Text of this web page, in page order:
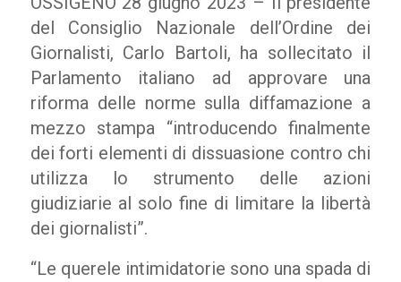
del Consiglio Nazionale dell’Ordine dei
Giornalisti, Carlo Bartoli, ha sollecitato il
Parlamento italiano ad approvare una
riforma delle norme sulla diffamazione a
mezzo stampa “introducendo finalmente
dei forti elementi di dissuasione contro chi
utilizza lo strumento delle azioni
giudiziarie al solo fine di limitare la libertà
dei giornalisti”.
“Le querele intimidatorie sono una spada di